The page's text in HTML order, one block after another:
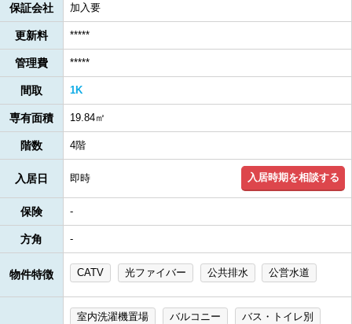
保証会社 加入要
更新料 *****
管理費 *****
間取 1K
専有面積 19.84㎡
階数 4階
入居日 即時 入居時期を相談する
保険 -
方角 -
物件特徴 CATV 光ファイバー 公共排水 公営水道
室内洗濯機置場 バルコニー バス・トイレ別